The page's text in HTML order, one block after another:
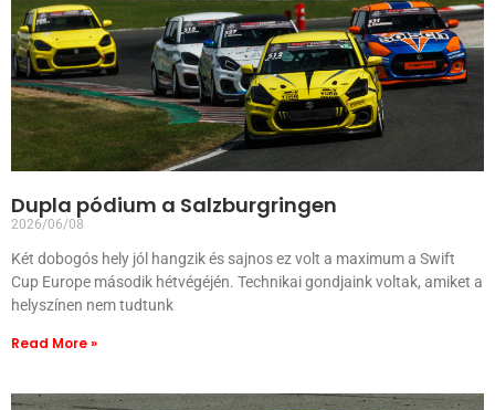
Dupla pódium a Salzburgringen
2026/06/08
Két dobogós hely jól hangzik és sajnos ez volt a maximum a Swift
Cup Europe második hétvégéjén. Technikai gondjaink voltak, amiket a
helyszínen nem tudtunk
Read More »